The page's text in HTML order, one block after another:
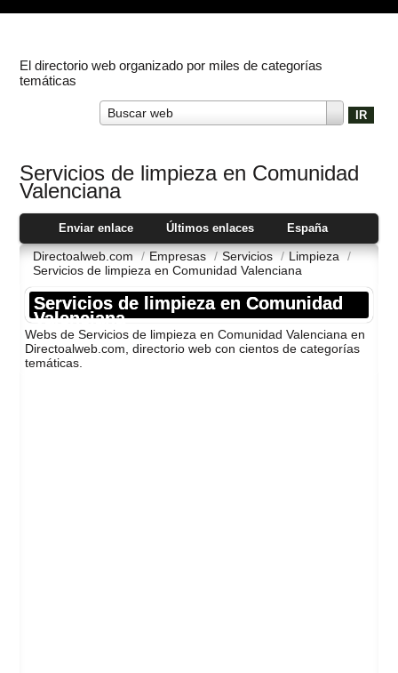
El directorio web organizado por miles de categorías
temáticas
Buscar web
Servicios de limpieza en Comunidad
Valenciana
Enviar enlace Últimos enlaces España
Directoalweb.com / Empresas / Servicios / Limpieza /
Servicios de limpieza en Comunidad Valenciana
Servicios de limpieza en Comunidad
Valenciana
Webs de Servicios de limpieza en Comunidad Valenciana en
Directoalweb.com, directorio web con cientos de categorí­as
temáticas.